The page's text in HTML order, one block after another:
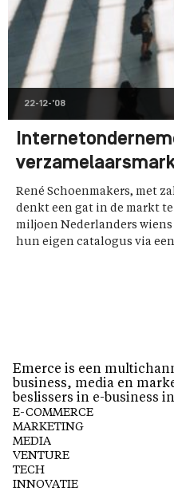
22-12-'08
René Schoenmakers, met
denkt een gat in de markt
miljoen Nederlanders
hun eigen catalogus via
Emerce is een
business, media en
beslissers in e-business
E-COMMERCE
MARKETING
MEDIA
VENTURE
TECH
INNOVATIE